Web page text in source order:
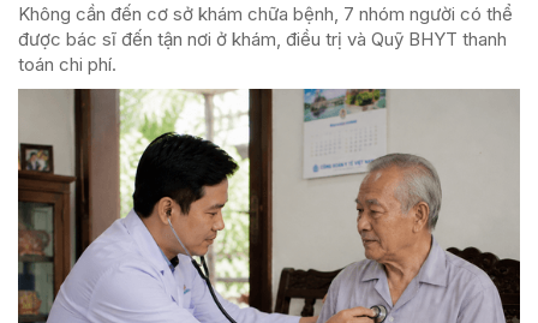
Không cần đến cơ sở khám chữa bệnh, 7 nhóm người có thể
được bác sĩ đến tận nơi ở khám, điều trị và Quỹ BHYT thanh
toán chi phí.